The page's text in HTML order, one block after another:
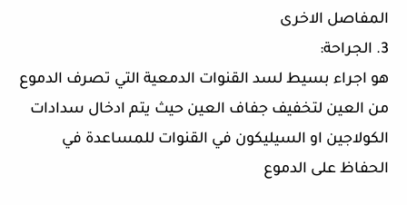
المفاصل الاخرى
3. الجراحة:
هو اجراء بسيط لسد القنوات الدمعية التي تصرف الدموع
من العين لتخفيف جفاف العين حيث يتم ادخال سدادات
الكولاجين او السيليكون في القنوات للمساعدة في
الحفاظ على الدموع